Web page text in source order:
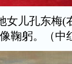
女儿孔东梅(
鞠躬。（中